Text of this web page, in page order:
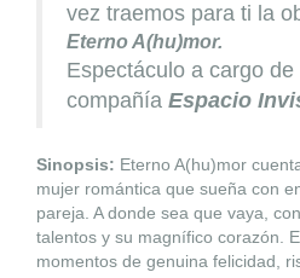
vez traemos para ti la
Eterno A(hu)mor.
Espectáculo a cargo de
compañía Espacio
Sinopsis: Eterno A(hu)mor
mujer romántica que sueña con
pareja. A donde sea que vaya,
talentos y su magnífico corazón.
momentos de genuina felicidad,